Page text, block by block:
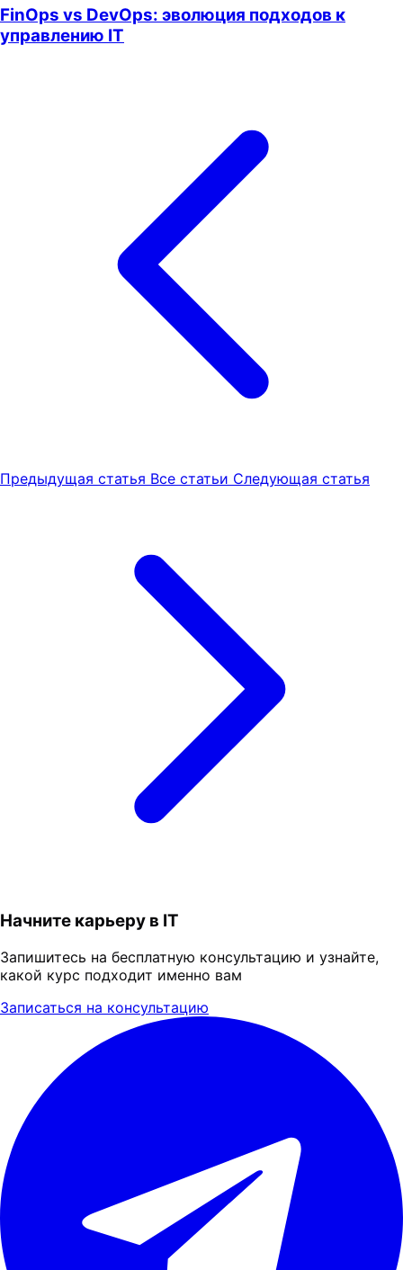
FinOps vs DevOps: эволюция подходов к
управлению IT
Предыдущая статья Все статьи Следующая статья
Начните карьеру в IT
Запишитесь на бесплатную консультацию и узнайте,
какой курс подходит именно вам
Записаться на консультацию